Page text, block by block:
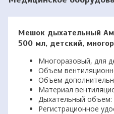
Мешок дыхательный
500 мл, детский,
Многоразовый, для
Объем
Объем
Материал
Дыхательный объем:
Регистрационное